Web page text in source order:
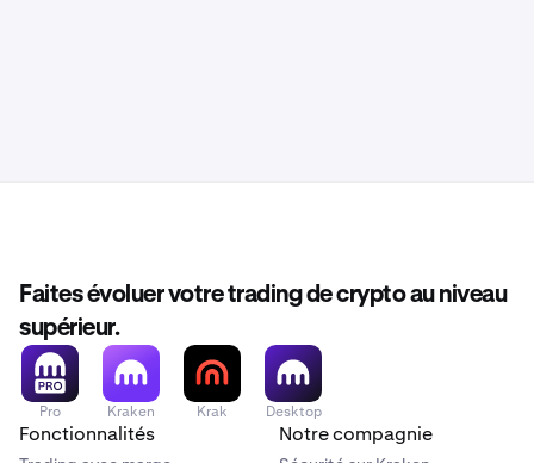
Faites évoluer votre trading de crypto au niveau
supérieur.
Pro Kraken Krak Desktop
Fonctionnalités Notre compagnie